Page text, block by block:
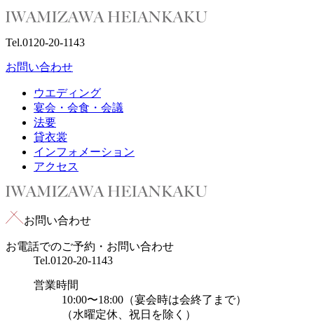
Tel.0120-20-1143
お問い合わせ
ウエディング
宴会・会食・会議
法要
貸衣裳
インフォメーション
アクセス
お問い合わせ
お電話でのご予約・お問い合わせ
Tel.0120-20-1143
営業時間
10:00〜18:00（宴会時は会終了まで）
（水曜定休、祝日を除く）